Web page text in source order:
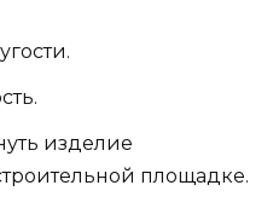
изделие
площадке.